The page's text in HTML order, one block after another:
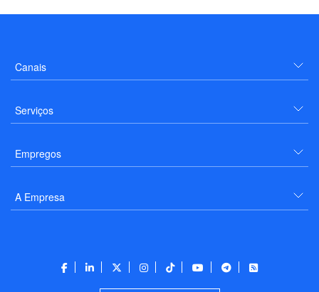
Canais
Serviços
Empregos
A Empresa